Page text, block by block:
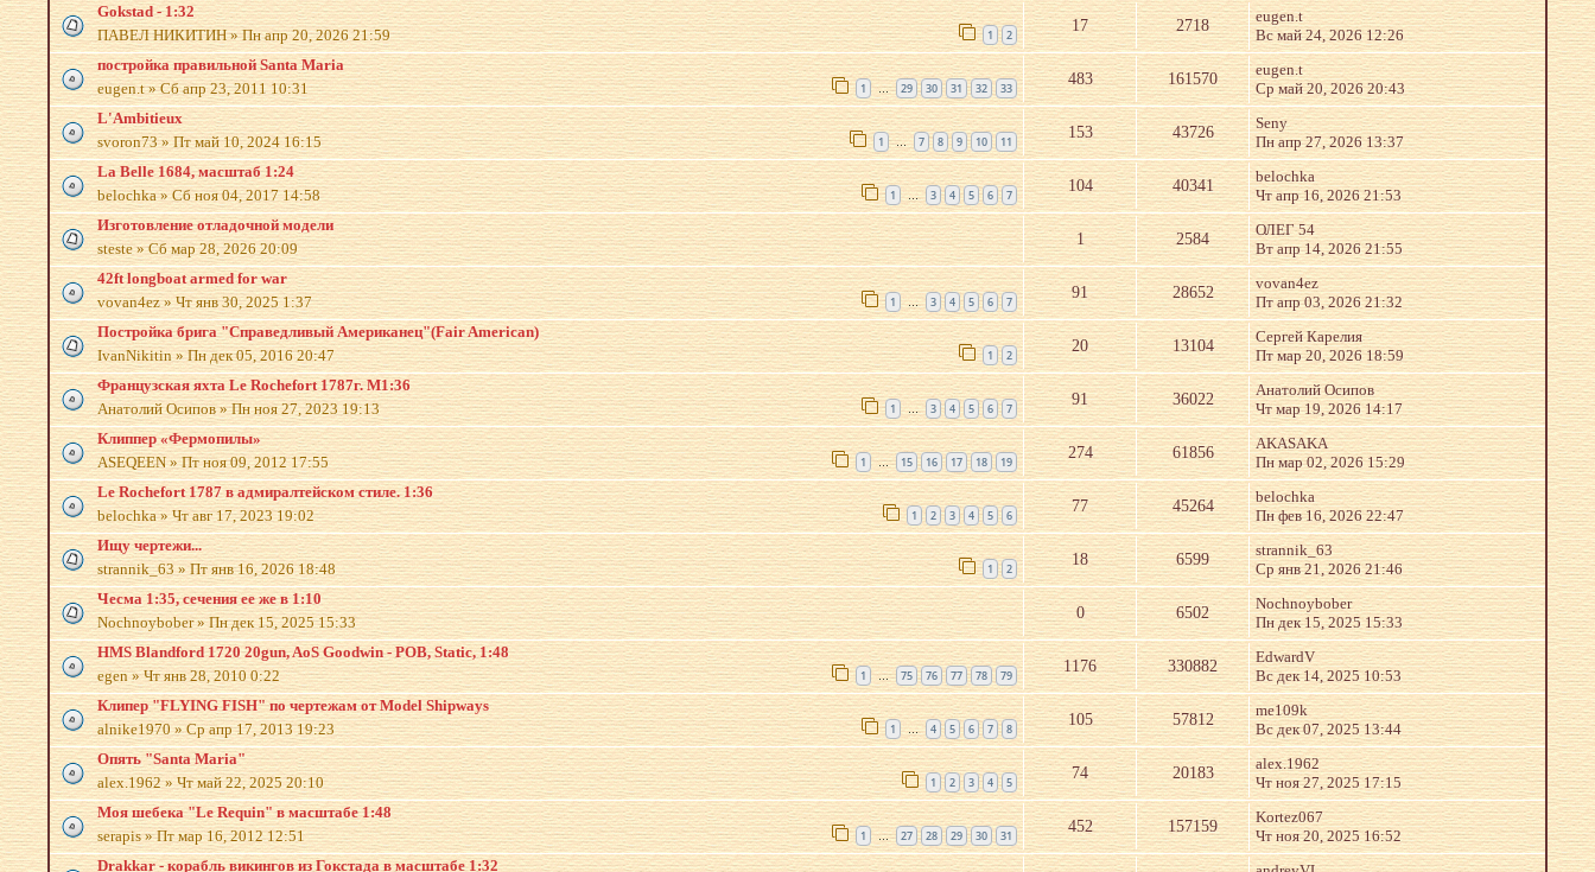
Gokstad - 1:32
ПАВЕЛ НИКИТИН»Пн апр 20, 2026 21:59 1 2
17 2718
eugen.t
Вс май 24, 2026 12:26
постройка правильной Santa Maria
eugen.t»Сб апр 23, 2011 10:31 1 … 29 30 31 32 33
483 161570
eugen.t
Ср май 20, 2026 20:43
L'Ambitieux
svoron73»Пт май 10, 2024 16:15 1 … 7 8 9 10 11
153 43726
Seny
Пн апр 27, 2026 13:37
La Belle 1684, масштаб 1:24
belochka»Сб ноя 04, 2017 14:58 1 … 3 4 5 6 7
104 40341
belochka
Чт апр 16, 2026 21:53
Изготовление отладочной модели
steste»Сб мар 28, 2026 20:09
1 2584
ОЛЕГ 54
Вт апр 14, 2026 21:55
42ft longboat armed for war
vovan4ez»Чт янв 30, 2025 1:37 1 … 3 4 5 6 7
91 28652
vovan4ez
Пт апр 03, 2026 21:32
Постройка брига "Справедливый Американец"(Fair American)
IvanNikitin»Пн дек 05, 2016 20:47 1 2
20 13104
Сергей Карелия
Пт мар 20, 2026 18:59
Французская яхта Le Rochefort 1787г. М1:36
Анатолий Осипов»Пн ноя 27, 2023 19:13 1 … 3 4 5 6 7
91 36022
Анатолий Осипов
Чт мар 19, 2026 14:17
Клиппер «Фермопилы»
ASEQEEN»Пт ноя 09, 2012 17:55 1 … 15 16 17 18 19
274 61856
AKASAKA
Пн мар 02, 2026 15:29
Le Rochefort 1787 в адмиралтейском стиле. 1:36
belochka»Чт авг 17, 2023 19:02 1 2 3 4 5 6
77 45264
belochka
Пн фев 16, 2026 22:47
Ищу чертежи...
strannik_63»Пт янв 16, 2026 18:48 1 2
18 6599
strannik_63
Ср янв 21, 2026 21:46
Чесма 1:35, сечения ее же в 1:10
Nochnoybober»Пн дек 15, 2025 15:33
0 6502
Nochnoybober
Пн дек 15, 2025 15:33
HMS Blandford 1720 20gun, AoS Goodwin - POB, Static, 1:48
egen»Чт янв 28, 2010 0:22 1 … 75 76 77 78 79
1176 330882
EdwardV
Вс дек 14, 2025 10:53
Клипер "FLYING FISH" по чертежам от Model Shipways
alnike1970»Ср апр 17, 2013 19:23 1 … 4 5 6 7 8
105 57812
me109k
Вс дек 07, 2025 13:44
Опять "Santa Maria"
alex.1962»Чт май 22, 2025 20:10 1 2 3 4 5
74 20183
alex.1962
Чт ноя 27, 2025 17:15
Моя шебека "Le Requin" в масштабе 1:48
serapis»Пт мар 16, 2012 12:51 1 … 27 28 29 30 31
452 157159
Kortez067
Чт ноя 20, 2025 16:52
Drakkar - корабль викингов из Гокстада в масштабе 1:32